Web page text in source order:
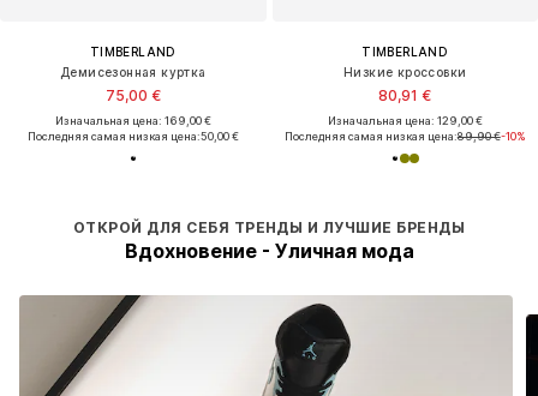
TIMBERLAND
Демисезонная куртка
75,00 €
Изначальная цена: 169,00 €
Последняя самая низкая цена:50,00 €
TIMBERLAND
Низкие кроссовки
80,91 €
Изначальная цена: 129,00 €
Последняя самая низкая цена:89,90 €-10%
ОТКРОЙ ДЛЯ СЕБЯ ТРЕНДЫ И ЛУЧШИЕ БРЕНДЫ
Вдохновение - Уличная мода